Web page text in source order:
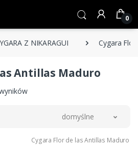
0
Z NIKARAGUI Cygara
Antillas Maduro
domyślne
Cygara Flor de las Antillas Maduro